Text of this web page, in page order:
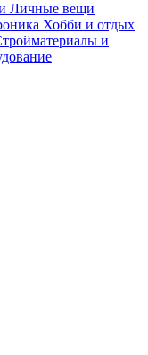
Личные вещи
Хобби и отдых
и